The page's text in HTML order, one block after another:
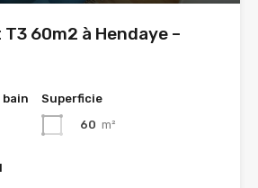
60m2 à Hendaye –
bain
Superficie
60 m²